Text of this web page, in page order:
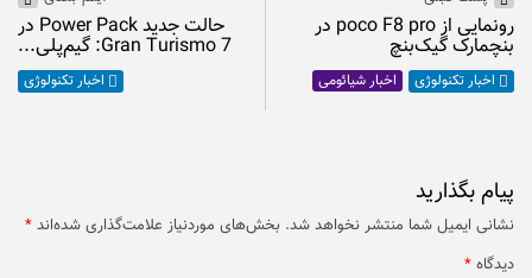
رونمایی از poco F8 pro در
بنچمارک گیک‌بنچ
اخبار تکنولوژی اخبار شیائومی
حالت جدید Power Pack در
Gran Turismo 7: گیم‌پلی...
اخبار تکنولوژی
پیام بگذارید
نشانی ایمیل شما منتشر نخواهد شد. بخش‌های موردنیاز علامت‌گذاری شده‌اند *
دیدگاه *